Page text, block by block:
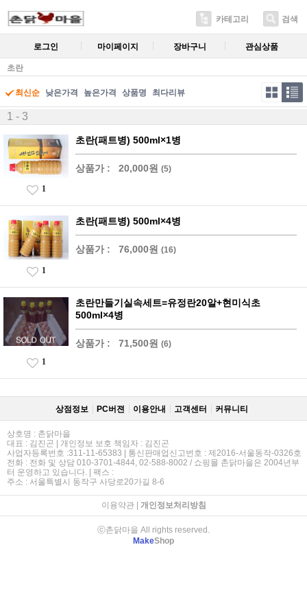
카테고리 검색
로그인 마이페이지 장바구니 관심상품
초란
최신순 낮은가격 높은가격 상품명 최다리뷰
1 - 3
초란(패트병) 500ml×1병
상품가 : 20,000원 (5)
1
초란(패트병) 500ml×4병
상품가 : 76,000원 (16)
1
초란만들기실속세트=유정란20알+현미식초
500ml×4병
상품가 : 71,500원 (6)
1
상점정보 PC버젼 이용안내 고객센터 커뮤니티
상호명 : 촌닭마을
대표 : 김진곤 | 개인정보 보호 책임자 : 김진곤
사업자등록번호 :311-11-65383 | 통신판매업신고번호 : 제2016-서울동작-0326호
전화 : 전화 및 상담 010-3701-4844, 02-588-8002 / 쇼핑몰 촌닭마을은 2004년부
터 운영하고 있습니다. | 팩스 :
주소 : 서울특별시 동작구 사당로20가길 8-6
이용약관| 개인정보처리방침
ⓒ촌닭마을 All rights reserved.
MakeShop